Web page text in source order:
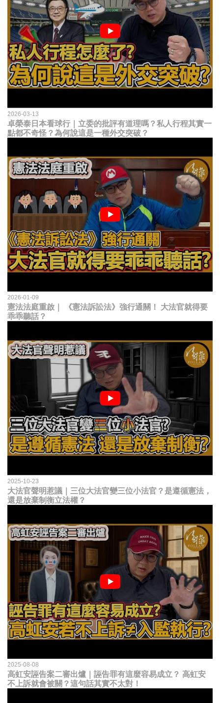
2026-03-13
卓榮泰日本看球行｜立委的批評有道理嗎？私人行程其實一
點都不奇怪？為何說這是一種外交突破？
2026-01-09
憲法法庭重啟｜ 《憲法訴訟法》強行通關！ 大法官就得要
乖乖聽話？
2025-10-23
大法官聲明惹議｜三位大法官變三位小法官？是遵循憲法，
還是放棄制衡立法權？
2025-08-08
高虹安誣告案二審出爐｜誣告罪有這麼容易成立？ 高虹安
不上訴就會被關？這句話其實不太對！